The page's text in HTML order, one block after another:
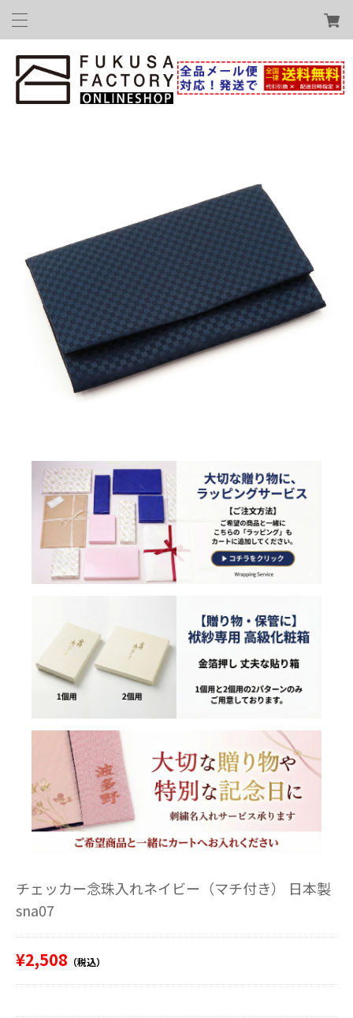
チェッカー念珠入れネイビー（マチ付き） 日本製
sna07
¥2,508 （税込）